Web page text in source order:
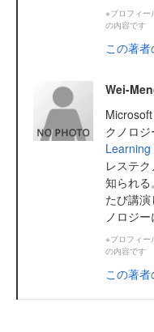
※プロフィー
の内容です
この著
Wei-
クノロ
Learning
レステ
知られ
たび講
ノロジ
※プロフィー
の内容です
この著